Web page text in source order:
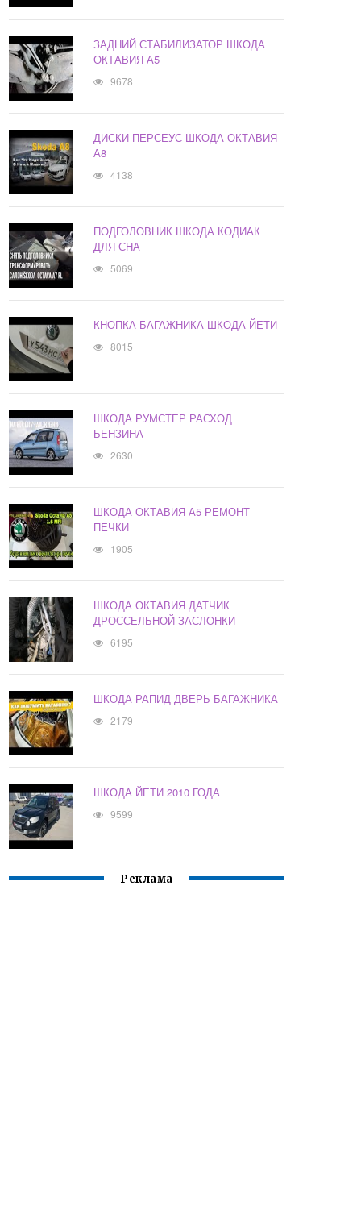
ЗАДНИЙ СТАБИЛИЗАТОР ШКОДА
ОКТАВИЯ А5
9678
ДИСКИ ПЕРСЕУС ШКОДА ОКТАВИЯ
А8
4138
ПОДГОЛОВНИК ШКОДА КОДИАК
ДЛЯ СНА
5069
КНОПКА БАГАЖНИКА ШКОДА ЙЕТИ
8015
ШКОДА РУМСТЕР РАСХОД
БЕНЗИНА
2630
ШКОДА ОКТАВИЯ А5 РЕМОНТ
ПЕЧКИ
1905
ШКОДА ОКТАВИЯ ДАТЧИК
ДРОССЕЛЬНОЙ ЗАСЛОНКИ
6195
ШКОДА РАПИД ДВЕРЬ БАГАЖНИКА
2179
ШКОДА ЙЕТИ 2010 ГОДА
9599
Реклама